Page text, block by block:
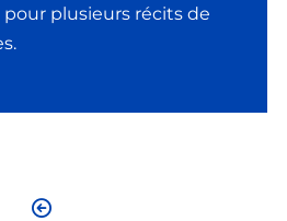
plusieurs récits de